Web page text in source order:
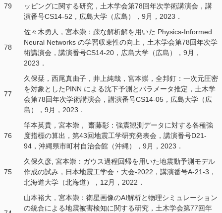
79
ッピングに関する研究，土木学会第78回年次学術講演会，講
演番号CS14-52，広島大学（広島），9月，2023．
78
佐々木勇人，宮本崇：疎な解析解を用いた Physics-Informed
Neural Networks の学習収束性の向上，土木学会第78回年次学
術講演会，講演番号CS14-20，広島大学（広島），9月，
2023．
77
久保栞，西尾真由子，井上純哉，宮本崇，全邦釘：一次元圧密
を対象としたPINN による沈下予測とパラメータ推定，土木学
会第78回年次学術講演会，講演番号CS14-05，広島大学（広
島），9月，2023．
76
竿本英貴，宮本崇， 齋藤彰：強震観測データに対する各種強
度指標の算出，第43回地震工学研究発表会，講演番号D21-
94，沖縄県市町村自治会館（沖縄），9月，2023．
75
久保久彦, 宮本崇：ガウス過程回帰を用いた地震動予測モデル
作成の試み，日本地震工学会・大会-2022，講演番号A-21-3，
北海道大学（北海道），12月，2022．
山本裕大，宮本崇：衛星画像のAI解析と物理シミュレーション
の統合による地震被害検知に関する研究，土木学会第77回年